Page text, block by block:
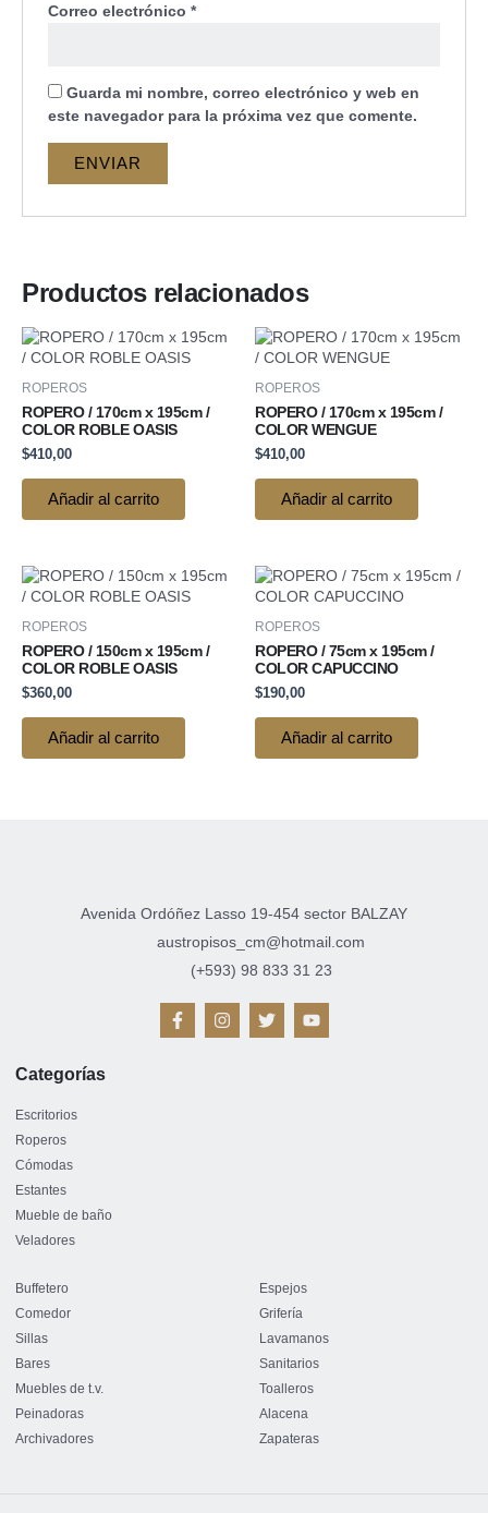
Correo electrónico*
Guarda mi nombre, correo electrónico y web en
este navegador para la próxima vez que comente.
Productos relacionados
ROPEROS
ROPERO / 170cm x 195cm /
COLOR ROBLE OASIS
$410,00
Añadir al carrito
ROPEROS
ROPERO / 170cm x 195cm /
COLOR WENGUE
$410,00
Añadir al carrito
ROPEROS
ROPERO / 150cm x 195cm /
COLOR ROBLE OASIS
$360,00
Añadir al carrito
ROPEROS
ROPERO / 75cm x 195cm /
COLOR CAPUCCINO
$190,00
Añadir al carrito
Avenida Ordóñez Lasso 19-454 sector BALZAY
austropisos_cm@hotmail.com
(+593) 98 833 31 23
F
a
I
n
T
w
Y
o
Categorías
Escritorios
Roperos
Cómodas
Estantes
Mueble de baño
Veladores
Buffetero
Comedor
Sillas
Bares
Muebles de t.v.
Peinadoras
Archivadores
Espejos
Grifería
Lavamanos
Sanitarios
Toalleros
Alacena
Zapateras